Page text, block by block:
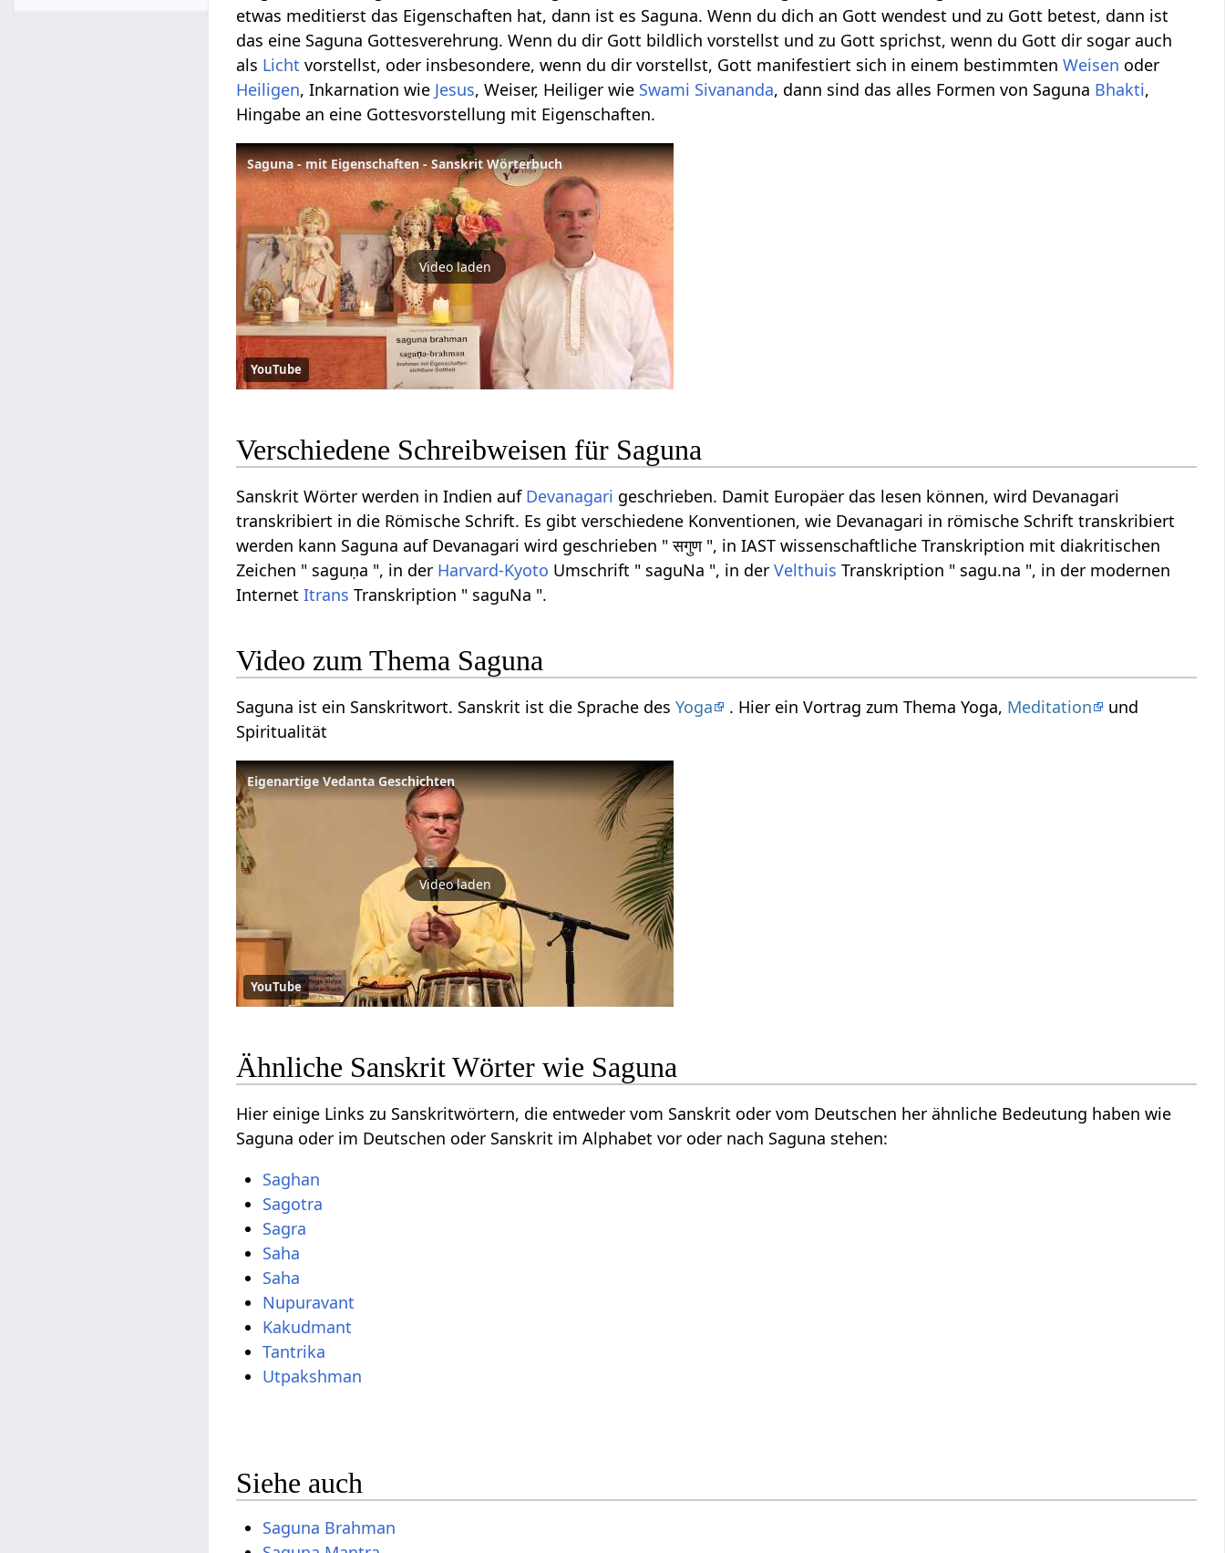
etwas meditierst das Eigenschaften hat, dann ist es Saguna. Wenn du dich an Gott wendest und zu Gott betest, dann ist
das eine Saguna Gottesverehrung. Wenn du dir Gott bildlich vorstellst und zu Gott sprichst, wenn du Gott dir sogar auch
als Licht vorstellst, oder insbesondere, wenn du dir vorstellst, Gott manifestiert sich in einem bestimmtenWeisen oder
Heiligen, Inkarnation wie Jesus, Weiser, Heiliger wie Swami Sivananda, dann sind das alles Formen von Saguna Bhakti,
Hingabe an eine Gottesvorstellung mit Eigenschaften.
Saguna - mit Eigenschaften - Sanskrit Wörterbuch
Video laden
YouTube
Verschiedene Schreibweisen für Saguna
Sanskrit Wörter werden in Indien auf Devanagari geschrieben. Damit Europäer das lesen können, wird Devanagari
transkribiert in die Römische Schrift. Es gibt verschiedene Konventionen, wie Devanagari in römische Schrift transkribiert
werden kann Saguna auf Devanagari wird geschrieben " सगुण ", in IAST wissenschaftliche Transkription mit diakritischen
Zeichen " saguṇa ", in der Harvard-Kyoto Umschrift " saguNa ", in derVelthuis Transkription " sagu.na ", in der modernen
InternetItrans Transkription " saguNa ".
Video zum Thema Saguna
Saguna ist ein Sanskritwort. Sanskrit ist die Sprache desYoga . Hier ein Vortrag zum Thema Yoga, Meditation
und
Spiritualität
Eigenartige Vedanta Geschichten
Video laden
YouTube
Ähnliche Sanskrit Wörter wie Saguna
Hier einige Links zu Sanskritwörtern, die entweder vom Sanskrit oder vom Deutschen her ähnliche Bedeutung haben wie
Saguna oder im Deutschen oder Sanskrit im Alphabet vor oder nach Saguna stehen:
Saghan
Sagotra
Sagra
Saha
Saha
Nupuravant
Kakudmant
Tantrika
Utpakshman
Siehe auch
Saguna Brahman